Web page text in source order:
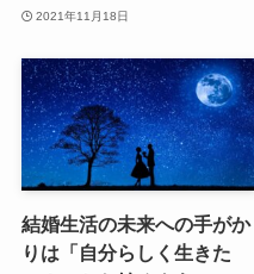
2021年11月18日
結婚生活の未来への手がか
りは「自分らしく生きた